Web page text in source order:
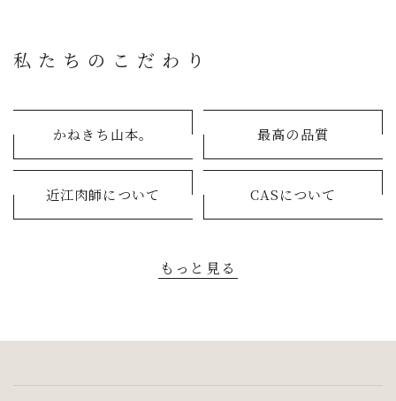
私たちのこだわり
かねきち山本。 最高の品質
近江肉師について CASについて
もっと見る